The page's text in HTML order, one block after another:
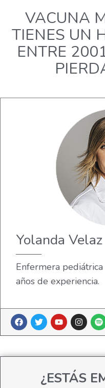
VACUNA
TIENES UN
ENTRE
Yolanda Velaz
Enfermera
años de experiencia.
¿ESTÁS